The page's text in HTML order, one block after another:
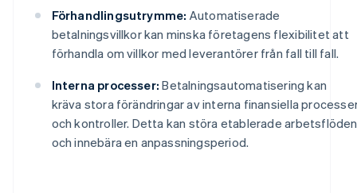
Förhandlingsutrymme: Automatiserade
betalningsvillkor kan minska företagens flexibilitet att
förhandla om villkor med leverantörer från fall till fall.
Interna processer: Betalningsautomatisering kan
kräva stora förändringar av interna finansiella
och kontroller. Detta kan störa etablerade arbetsflöden
och innebära en anpassningsperiod.